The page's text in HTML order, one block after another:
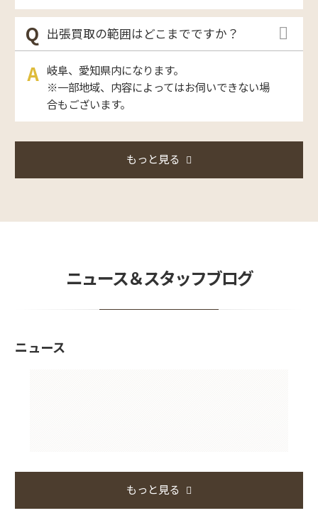
出張買取の範囲はどこまでですか？
岐阜、愛知県内になります。
※一部地域、内容によってはお伺いできない場
合もございます。
もっと見る
ニュース＆スタッフブログ
ニュース
もっと見る